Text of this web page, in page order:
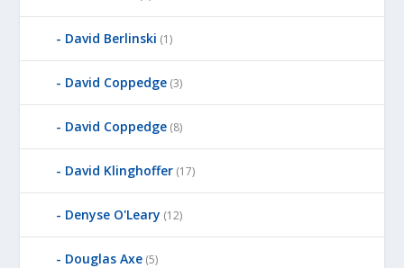
David Berlinski (1)
David Coppedge (3)
David Coppedge (8)
David Klinghoffer (17)
Denyse O'Leary (12)
Douglas Axe (5)